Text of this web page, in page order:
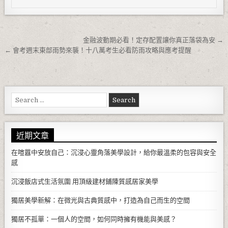
文章導覽
金融波動期必看！定存配置讓你真正落袋為安 →
← 會考週末東部雨勢來襲！十八萬考生必看防雨攻略與應考提醒
Search for:
近期文章
在喧囂中安放自己：沉浸心靈角落美學設計，給你最溫柔的包容與安全
感
沉浸飯店式生活氛圍 用頂級建材鋪陳質感居家美學
獨居美學新解：在微光與古典質感中，打造為自己而生的空間
獨居不孤單：一個人的空間，如何同時擁有機能與美感？